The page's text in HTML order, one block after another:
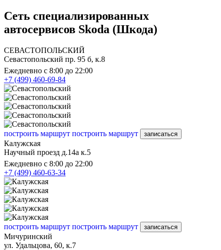
Сеть специализированных
автосервисов Skoda (Шкода)
СЕВАСТОПОЛЬСКИЙ
Севастопольский пр. 95 б, к.8
Ежедневно с 8:00 до 22:00
+7 (499) 460-69-84
построить маршрут построить маршрут записаться
Калужская
Научный проезд д.14а к.5
Ежедневно с 8:00 до 22:00
+7 (499) 460-63-34
построить маршрут построить маршрут записаться
Мичуринский
ул. Удальцова, 60, к.7